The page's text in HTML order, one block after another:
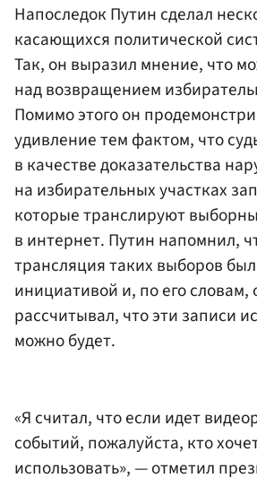
Напоследок Путин сделал
касающихся политической
Так, он выразил мнение, что
над возвращением
Помимо этого он
удивление тем фактом, что
в качестве доказательства
на избирательных участках
которые транслируют
в интернет. Путин напомнил,
трансляция таких выборов
инициативой и, по его словам,
рассчитывал, что эти записи
можно будет.
«Я считал, что если идет
событий, пожалуйста, кто
использовать», — отметил